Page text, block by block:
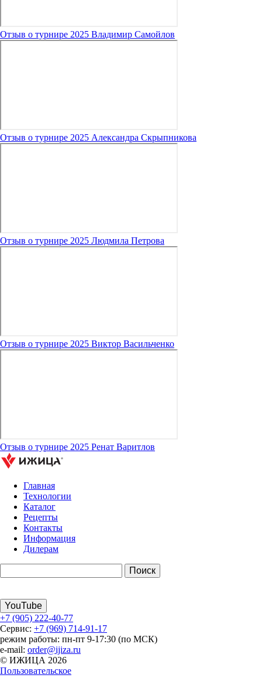
Отзыв о турнире 2025 Владимир Самойлов
Отзыв о турнире 2025 Александра Скрыпникова
Отзыв о турнире 2025 Людмила Петрова
Отзыв о турнире 2025 Виктор Васильченко
Отзыв о турнире 2025 Ренат Варитлов
Главная
Технологии
Каталог
Рецепты
Контакты
Информация
Дилерам
YouTube
+7 (905) 222-40-77
Сервис: +7 (969) 714-91-17
режим работы: пн-пт 9-17:30 (по МСК)
e-mail: order@ijiza.ru
© ИЖИЦА 2026
Пользовательское